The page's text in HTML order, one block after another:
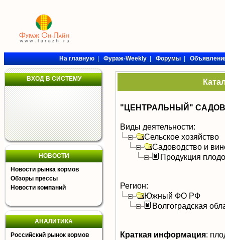
На главную|Фураж-Weekly|Форумы|
ВХОД В СИСТЕМУ
НОВОСТИ
Новости рынка кормов
Обзоры прессы
Новости компаний
АНАЛИТИКА
Российский рынок кормов
"ЦЕНТРАЛЬНЫЙ"
Виды деятельности:
Сельское хозяйство
Садоводство и
Продукция
Регион:
Южный ФО РФ
Волгоградская
Краткая информация: